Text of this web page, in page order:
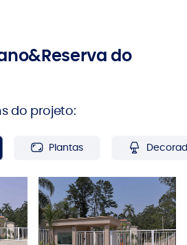
do
do projeto:
Plantas